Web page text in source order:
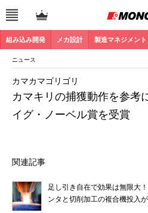
組み込み開発 メカ設計 製造マネジメント
ニュース
カマキリの捕獲動作を参考
イグ・ノーベル賞を受賞
カマカマゴリゴリ
関連記事
足し引き自在で効果は無限大
ンタと切削加工の複合機投入